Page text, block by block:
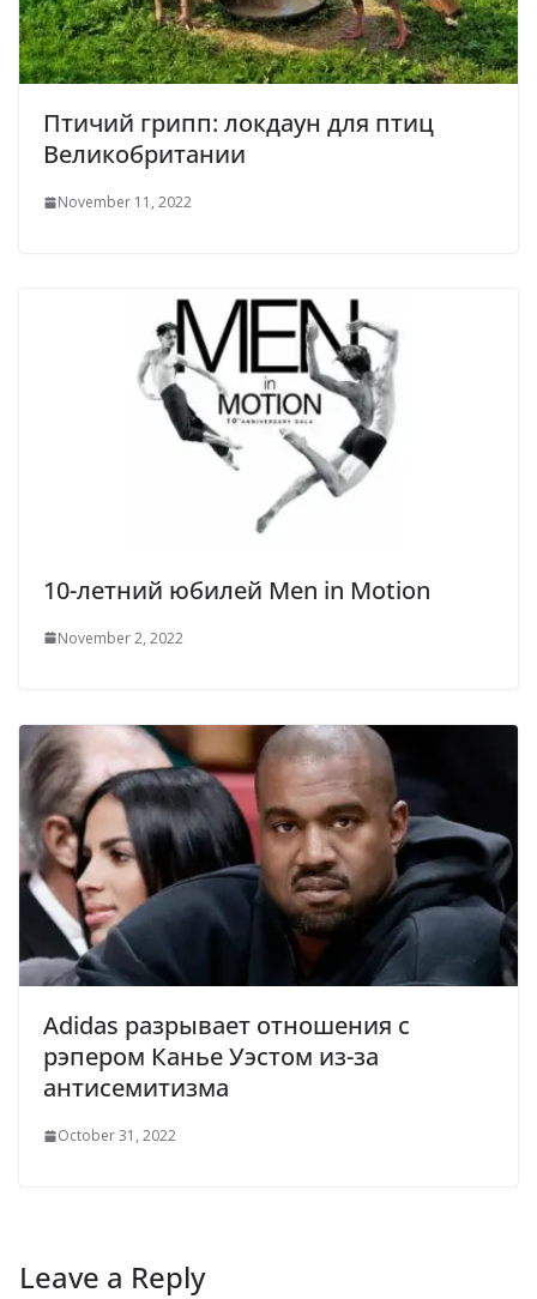
Птичий грипп: локдаун для птиц
Великобритании
November 11, 2022
10-летний юбилей Men in Motion
November 2, 2022
Adidas разрывает отношения с
рэпером Канье Уэстом из-за
антисемитизма
October 31, 2022
Leave a Reply